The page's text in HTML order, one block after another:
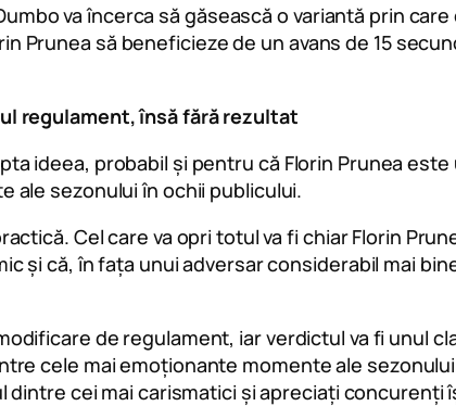
va încerca să găsească o variantă prin
Prunea să beneficieze de un avans de 15
regulament, însă fără rezultat
ideea, probabil și pentru că Florin Prunea
ale sezonului în ochii publicului.
Cel care va opri totul va fi chiar Florin
și că, în fața unui adversar considerabil mai
de regulament, iar verdictul va fi unul
cele mai emoționante momente ale
dintre cei mai carismatici și apreciați concurenți